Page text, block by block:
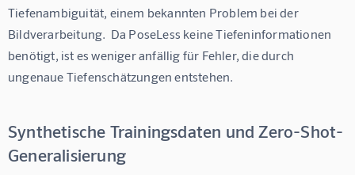
Tiefenambiguität, einem bekannten Problem bei der
Bildverarbeitung.  Da PoseLess keine Tiefeninformationen
benötigt, ist es weniger anfällig für Fehler, die durch
ungenaue Tiefenschätzungen entstehen.
Synthetische Trainingsdaten und Zero-Shot-
Generalisierung